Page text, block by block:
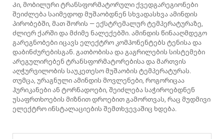
Კი, მობილური ტრანსფორმატორული ქვედგარეგიონები
შეიძლება საიმედოდ მუშაობდნენ სხვადასხვა ამინდის
პირობებში, მათ შორის — ექსტრემალურ ტემპერატურაზე,
ძლიერ ქარში და მძიმე ნალექებში. ამინდის წინააღმდეგო
გარეგნობები იცავს ელექტრო კომპონენტებს ტენისა და
დაბინძურებისგან. გათბობისა და გაგრილების სისტემები
არეგულირებენ ტრანსფორმატორებისა და მართვის
აღჭურვილობის საუკეთესო მუშაობის ტემპერატურას.
თუმცა, ურაგნული ამინდის მოვლენები, როგორიცაა
ჰურიკანები ან ტორნადოები, შეიძლება საჭიროებდნენ
უსაფრთხოების მიზნით დროებით გამორთვას, რაც მუდმივი
ელექტრო ინსტალაციების შემთხვევაშიც ხდება.